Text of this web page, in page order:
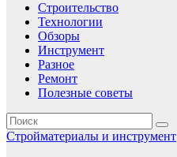
Строительство
Технологии
Обзоры
Инструмент
Разное
Ремонт
Полезные советы
Стройматериалы и инструмент